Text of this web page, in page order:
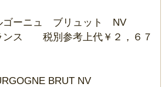
ゴーニュ ブリュット NV
ンス 税別参考上代￥２，６７
BRUT NV